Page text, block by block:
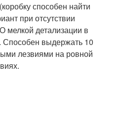
способен найти
при отсутствии
мелкой детализации в
выдержать 10
лезвиями на ровной